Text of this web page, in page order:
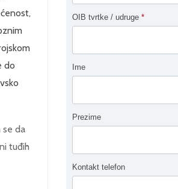
do
se da
tuđih
OIB tvrtke / udruge *
Ime
Prezime
Kontakt telefon